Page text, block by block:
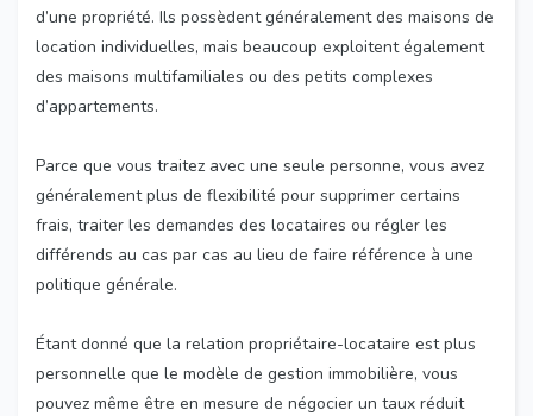
d’une propriété. Ils possèdent généralement des maisons de
location individuelles, mais beaucoup exploitent également
des maisons multifamiliales ou des petits complexes
d’appartements.
Parce que vous traitez avec une seule personne, vous avez
généralement plus de flexibilité pour supprimer certains
frais, traiter les demandes des locataires ou régler les
différends au cas par cas au lieu de faire référence à une
politique générale.
Étant donné que la relation propriétaire-locataire est plus
personnelle que le modèle de gestion immobilière, vous
pouvez même être en mesure de négocier un taux réduit